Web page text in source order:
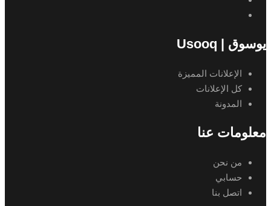
يوسوق | Usooq
الإعلانات المميزة
كل الإعلانات
المدونة
معلومات عنا
من نحن
حسابي
اتصل بنا